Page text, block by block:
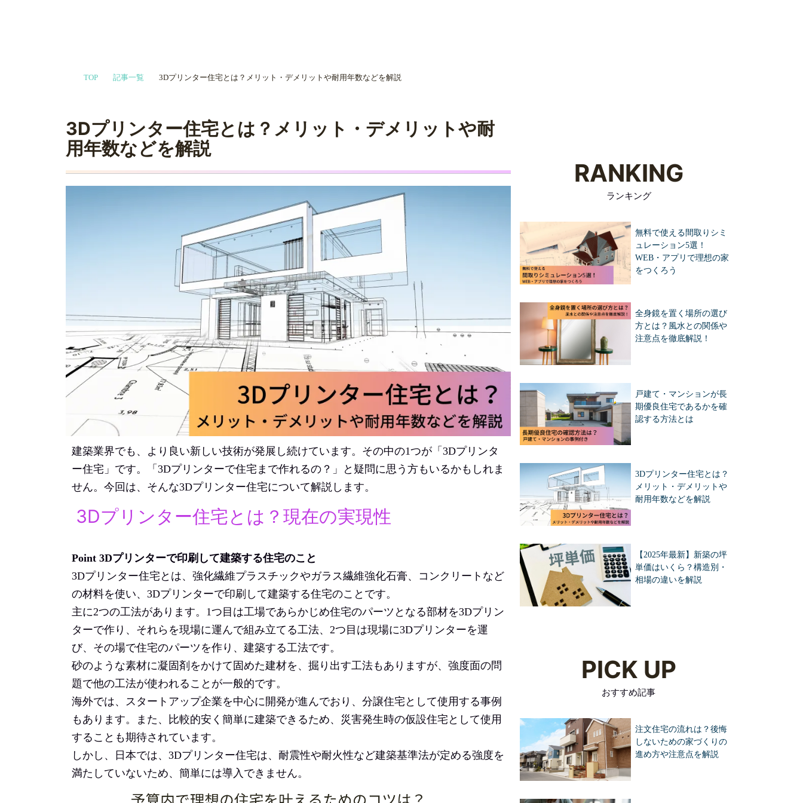
家づくりや会社選びを
ご相談者の
TOP 記事一覧 3Dプリンター住宅とは？メリット・デメリットや耐用年数などを解説
3Dプリンター住宅とは？メリット・デメリットや耐
用年数などを解説
建築業界でも、より良い新しい技術が発展し続けています。その中の1つが「3Dプリンタ
ー住宅」です。「3Dプリンターで住宅まで作れるの？」と疑問に思う方もいるかもしれま
せん。今回は、そんな3Dプリンター住宅について解説します。
3Dプリンター住宅とは？現在の実現性
Point 3Dプリンターで印刷して建築する住宅のこと
3Dプリンター住宅とは、強化繊維プラスチックやガラス繊維強化石膏、コンクリートなど
の材料を使い、3Dプリンターで印刷して建築する住宅のことです。
主に2つの工法があります。1つ目は工場であらかじめ住宅のパーツとなる部材を3Dプリン
ターで作り、それらを現場に運んで組み立てる工法、2つ目は現場に3Dプリンターを運
び、その場で住宅のパーツを作り、建築する工法です。
砂のような素材に凝固剤をかけて固めた建材を、掘り出す工法もありますが、強度面の問
題で他の工法が使われることが一般的です。
海外では、スタートアップ企業を中心に開発が進んでおり、分譲住宅として使用する事例
もあります。また、比較的安く簡単に建築できるため、災害発生時の仮設住宅として使用
することも期待されています。
しかし、日本では、3Dプリンター住宅は、耐震性や耐火性など建築基準法が定める強度を
満たしていないため、簡単には導入できません。
RANKING
ランキング
無料で使える間取りシミ
ュレーション5選！
WEB・アプリで理想の家
をつくろう
全身鏡を置く場所の選び
方とは？風水との関係や
注意点を徹底解説！
戸建て・マンションが長
期優良住宅であるかを確
認する方法とは
3Dプリンター住宅とは？
メリット・デメリットや
耐用年数などを解説
【2025年最新】新築の坪
単価はいくら？構造別・
相場の違いを解説
PICK UP
おすすめ記事
注文住宅の流れは？後悔
しないための家づくりの
進め方や注意点を解説